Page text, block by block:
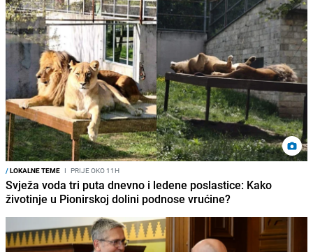
/LOKALNE TEME I PRIJE OKO 11H
Svježa voda tri puta dnevno i ledene poslastice: Kako
životinje u Pionirskoj dolini podnose vrućine?